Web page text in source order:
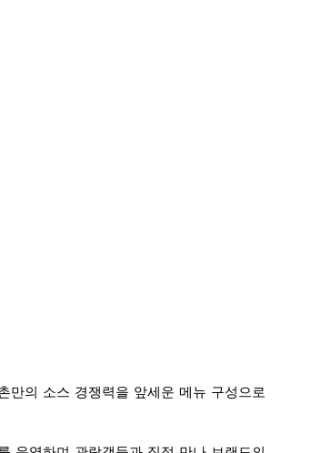
만의 소스 경쟁력을 앞세운 메뉴 구성으로